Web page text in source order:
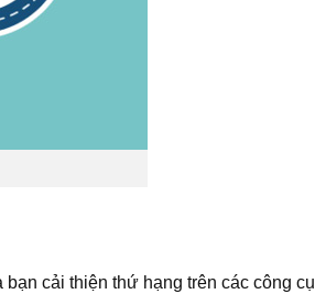
cải thiện thứ hạng trên các công cụ